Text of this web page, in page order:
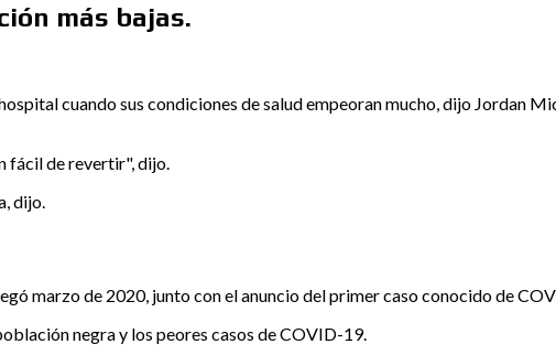
más bajas.
cuando sus condiciones de salud empeoran mucho, dijo Jordan
fácil de revertir", dijo.
dijo.
marzo de 2020, junto con el anuncio del primer caso conocido de
negra y los peores casos de COVID-19.